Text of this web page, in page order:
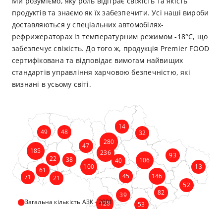
продуктів та знаємо як їх забезпечити. Усі наші вироби
доставляються у спеціальних автомобілях-
рефрижераторах із температурним режимом -18°C, що
забезпечує свіжість. До того ж, продукція Premier FOOD
сертифікована та відповідає вимогам найвищих
стандартів управління харчовою безпечністю, які
визнані в усьому світі.
100
49
146
52
47
71
82
61
280
236
45
13
185
39
128
106
48 32
22 93
53
38 40
21
14
Загальна кількість АЗК - 2001